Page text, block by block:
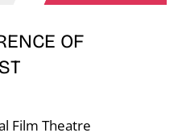
OF
Film Theatre